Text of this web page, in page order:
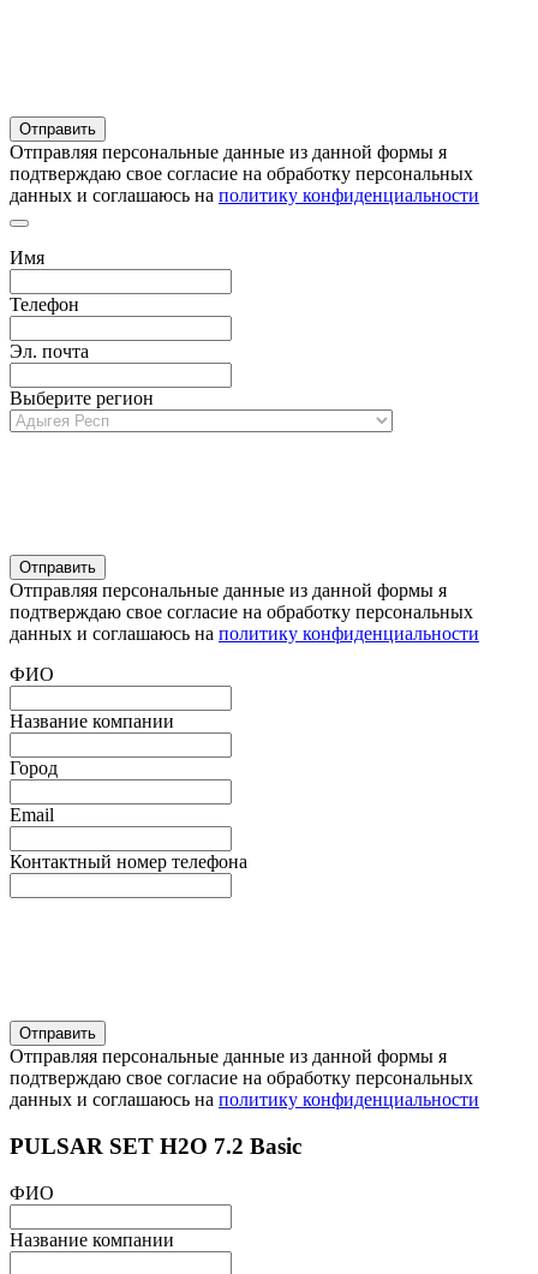
Отправляя персональные данные из данной формы я
подтверждаю свое согласие на обработку персональных
данных и соглашаюсь на политику конфиденциальности
Имя
Телефон
Эл. почта
Выберите регион
Отправляя персональные данные из данной формы я
подтверждаю свое согласие на обработку персональных
данных и соглашаюсь на политику конфиденциальности
ФИО
Название компании
Город
Email
Контактный номер телефона
Отправляя персональные данные из данной формы я
подтверждаю свое согласие на обработку персональных
данных и соглашаюсь на политику конфиденциальности
PULSAR SET H2O 7.2 Basic
ФИО
Название компании